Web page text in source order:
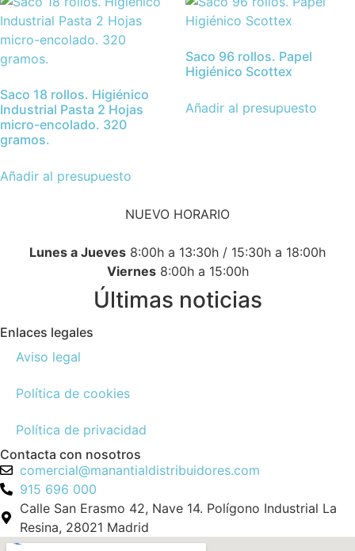
Saco 18 rollos. Higiénico
Industrial Pasta 2 Hojas
micro-encolado. 320
gramos.
Añadir al presupuesto
Saco 96 rollos. Papel
Higiénico Scottex
Añadir al presupuesto
NUEVO HORARIO
Lunes a Jueves 8:00h a 13:30h / 15:30h a 18:00h
Viernes8:00h a 15:00h
Últimas noticias
Enlaces legales
Aviso legal
Política de cookies
Política de privacidad
Contacta con nosotros
comercial@manantialdistribuidores.com
915 696 000
Calle San Erasmo 42, Nave 14. Polígono Industrial La
Resina, 28021 Madrid